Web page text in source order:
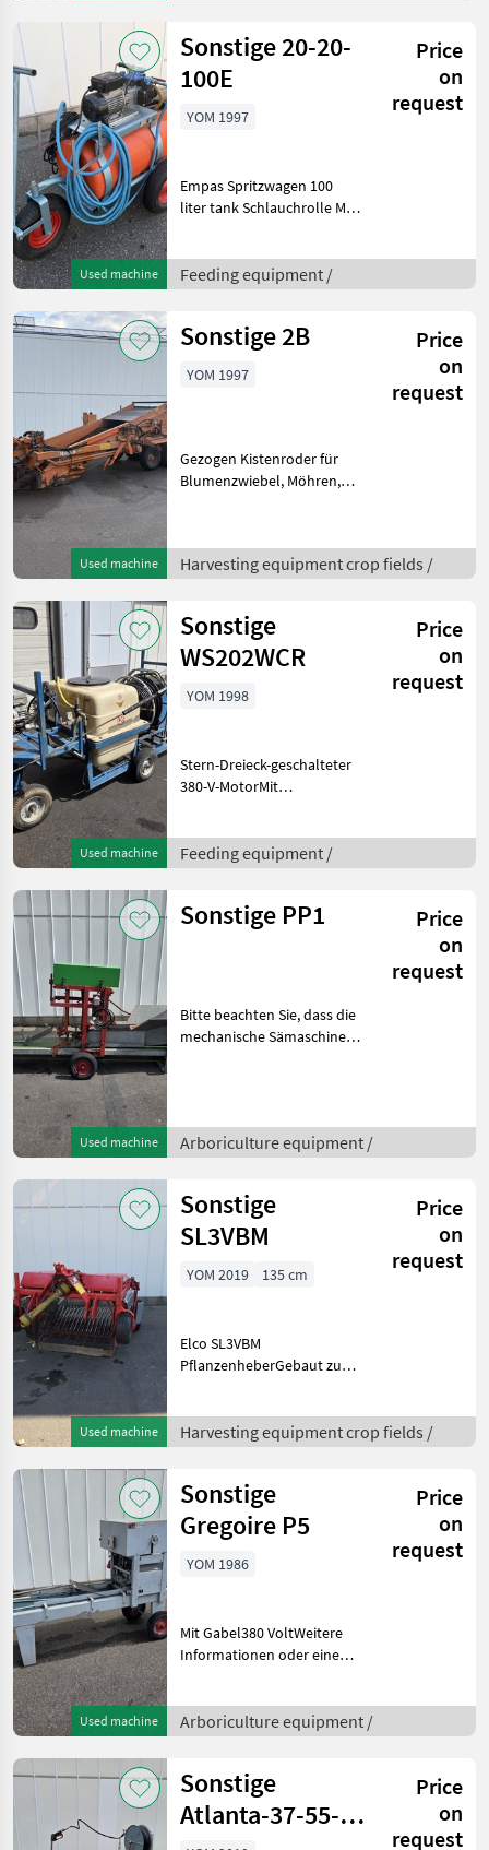
Used machine
Sonstige 20-20-
100E
Price
on
request
YOM 1997
Empas Spritzwagen 100
liter tank Schlauchrolle Mit
pistoleWeitere
Informationen oder eine
Fragen Sie d
Feeding equipment /
Used machine
Sonstige 2B
Price
on
request
YOM 1997
Gezogen Kistenroder für
Blumenzwiebel, Möhren,
Schneidmesser 120 cm
BreitWeb breite 130
Harvesting equipment crop fields /
Used machine
Sonstige
WS202WCR
Price
on
request
YOM 1998
Stern-Dreieck-geschalteter
380-V-MotorMit
vollständige Angebot?
Fragen Sie das einfach und
Duijnda
Feeding equipment /
Used machine
Sonstige PP1
Price
on
request
Bitte beachten Sie, dass die
mechanische Sämaschine
verwendet werden
kann.Diese Topfpress
Arboriculture equipment /
Used machine
Sonstige
SL3VBM
Price
on
request
YOM 2019 135 cm
Elco SL3VBM
PflanzenheberGebaut zum
Forstbaumschulsämlinge,
flachwurzelnde Gewürz-
verschiedene Ge
Harvesting equipment crop fields /
Used machine
Sonstige
Gregoire P5
Price
on
request
YOM 1986
Mit Gabel380 VoltWeitere
Informationen oder eine
schnell an auf unsere
Duijndam Machines
auc
Arboriculture equipment /
Sonstige
Atlanta-37-55-
Price
on
request